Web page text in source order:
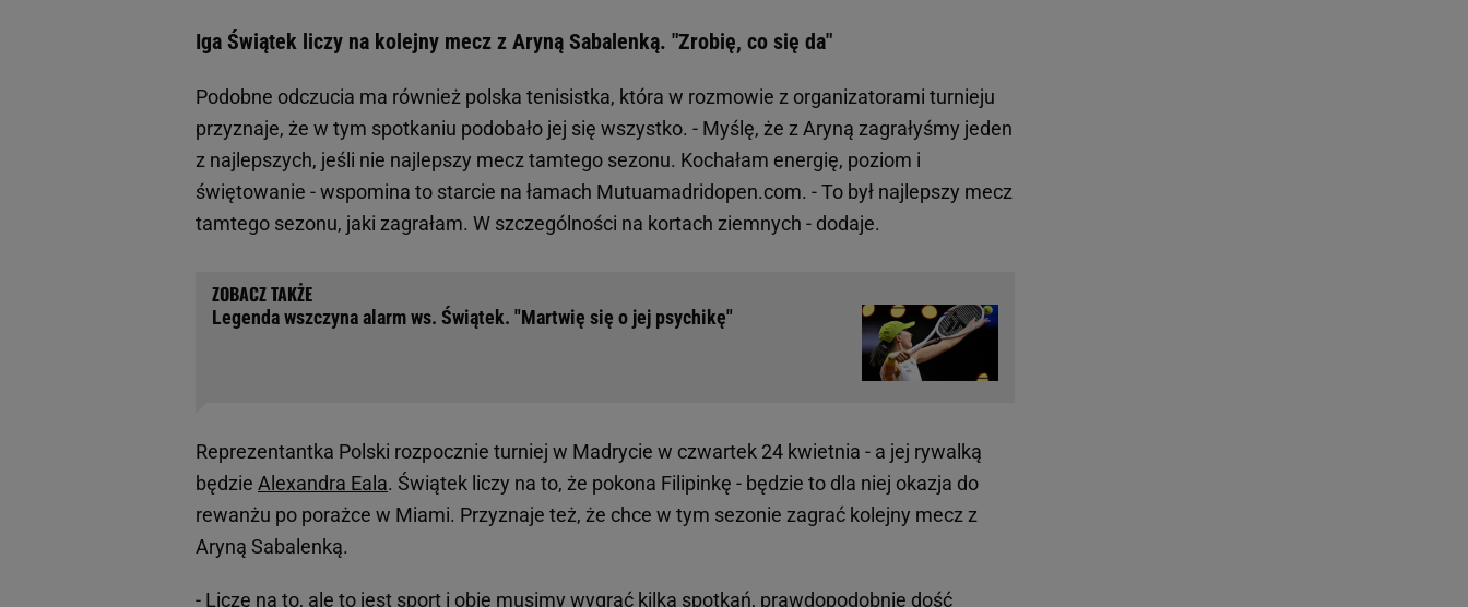
Iga Świątek liczy na kolejny mecz z Aryną Sabalenką. "Zrobię, co się da"
Podobne odczucia ma również polska tenisistka, która w rozmowie z organizatorami turnieju
przyznaje, że w tym spotkaniu podobało jej się wszystko. - Myślę, że z Aryną zagrałyśmy jeden
z najlepszych, jeśli nie najlepszy mecz tamtego sezonu. Kochałam energię, poziom i
świętowanie - wspomina to starcie na łamach Mutuamadridopen.com. - To był najlepszy mecz
tamtego sezonu, jaki zagrałam. W szczególności na kortach ziemnych - dodaje.
Legenda wszczyna alarm ws. Świątek. "Martwię się o jej psychikę"
Reprezentantka Polski rozpocznie turniej w Madrycie w czwartek 24 kwietnia - a jej rywalką
będzie Alexandra Eala. Świątek liczy na to, że pokona Filipinkę - będzie to dla niej okazja do
rewanżu po porażce w Miami. Przyznaje też, że chce w tym sezonie zagrać kolejny mecz z
Aryną Sabalenką.
- Liczę na to, ale to jest sport i obie musimy wygrać kilka spotkań, prawdopodobnie dość